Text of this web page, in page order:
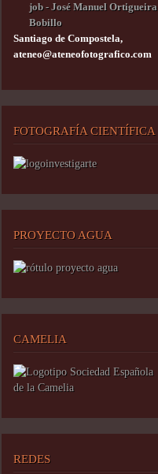
job - José Manuel Ortigueira
Bobillo
Santiago de Compostela,
ateneo@ateneofotografico.com
FOTOGRAFÍA CIENTÍFICA
PROYECTO AGUA
CAMELIA
REDES